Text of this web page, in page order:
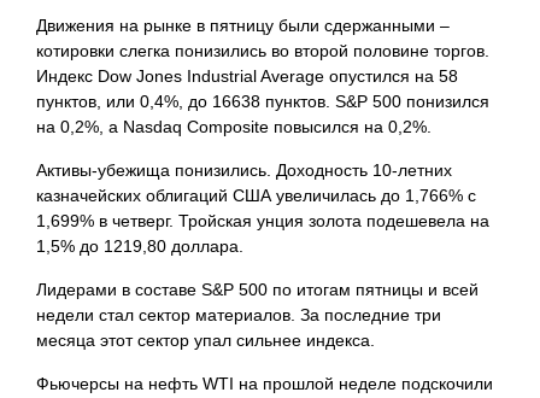
Движения на рынке в пятницу были сдержанными –
котировки слегка понизились во второй половине торгов.
Индекс Dow Jones Industrial Average опустился на 58
пунктов, или 0,4%, до 16638 пунктов. S&P 500 понизился
на 0,2%, а Nasdaq Composite повысился на 0,2%.
Активы-убежища понизились. Доходность 10-летних
казначейских облигаций США увеличилась до 1,766% с
1,699% в четверг. Тройская унция золота подешевела на
1,5% до 1219,80 доллара.
Лидерами в составе S&P 500 по итогам пятницы и всей
недели стал сектор материалов. За последние три
месяца этот сектор упал сильнее индекса.
Фьючерсы на нефть WTI на прошлой неделе подскочили